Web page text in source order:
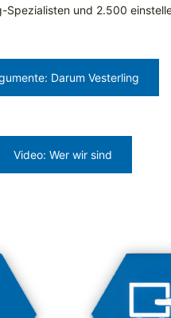
und 2.500
Darum Vesterling
Video: Wer wir sind